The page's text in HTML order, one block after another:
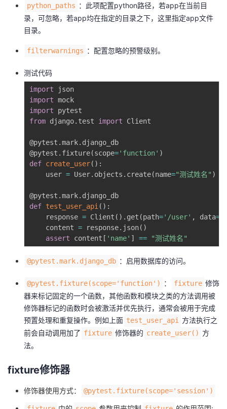
python_paths ：此项配置python路径，若app在当前目
录，可忽略，若app均在指定的目录之下，这里指定app文件
目录。
filterwarnings ：配置忽略的预警级别。
测试代码
import
import
import
from django. test import Client
@pytest .mark. django_db
@pytest . fixture(scope='function' )
def create_user( ) :
    user
= User. objects . create(name="测试姓名" )
@pytest .mark. django_db
def test_user_api ( ) :
    response
= Client ( ) . get (path='/user' , data=
    content
= response. json( )
assert content [ 'name' ] == "测试姓名"
@pytest.mark.django_db ：启用数据库的访问。
@pytest.fixture(scope='function') ： fixture 修饰
器来标记固定的一个函数，其他函数和模块之类的方法调用被
修饰器标记的函数时会被激活并优先执行，通常会被用于完成
预置处理和重复操作。例如上面 test_user_api
方法执行之
前会自动调用加了 fixture 修饰器的 create_user() 方
法。
fixture修饰器
修饰器使用方式： @pytest.fixture(scope='session')